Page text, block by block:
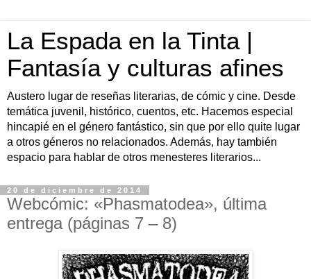
La Espada en la Tinta |
Fantasía y culturas afines
Austero lugar de reseñas literarias, de cómic y cine. Desde
temática juvenil, histórico, cuentos, etc. Hacemos especial
hincapié en el género fantástico, sin que por ello quite lugar
a otros géneros no relacionados. Además, hay también
espacio para hablar de otros menesteres literarios...
20 de diciembre de 2014
Webcómic: «Phasmatodea», última
entrega (páginas 7 – 8)